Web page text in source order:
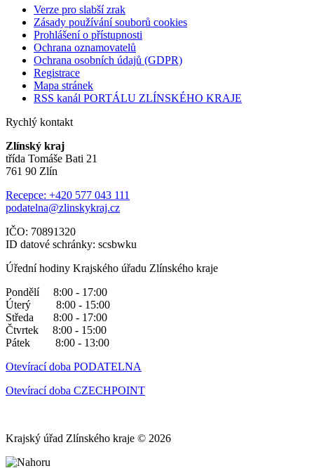
Verze pro slabší zrak
Zásady používání souborů cookies
Prohlášení o přístupnosti
Ochrana oznamovatelů
Ochrana osobních údajů (GDPR)
Registrace
Mapa stránek
RSS kanál PORTÁLU ZLÍNSKÉHO KRAJE
Rychlý kontakt
Zlínský kraj
třída Tomáše Bati 21
761 90 Zlín
Recepce: +420 577 043 111
podatelna@zlinskykraj.cz
IČO: 70891320
ID datové schránky: scsbwku
Úřední hodiny Krajského úřadu Zlínského kraje
Pondělí 8:00 - 17:00
Úterý 8:00 - 15:00
Středa 8:00 - 17:00
Čtvrtek 8:00 - 15:00
Pátek 8:00 - 13:00
Otevírací doba PODATELNA
Otevírací doba CZECHPOINT
Krajský úřad Zlínského kraje © 2026